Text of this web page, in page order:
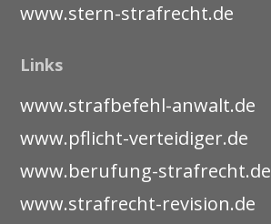
www.stern-strafrecht.de
Links
www.strafbefehl-anwalt.de
www.pflicht-verteidiger.de
www.berufung-strafrecht.de
www.strafrecht-revision.de